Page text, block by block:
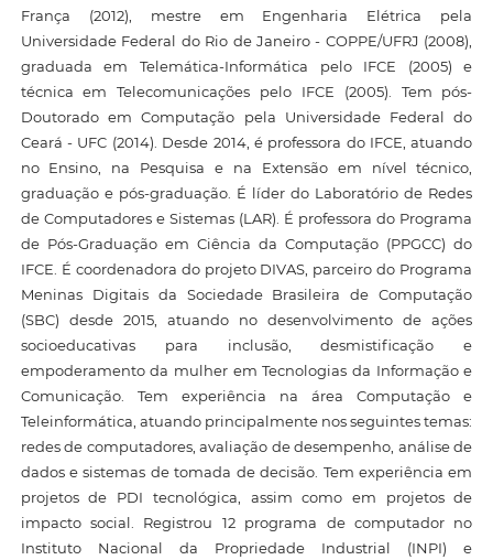
França (2012), mestre em Engenharia Elétrica pela
Universidade Federal do Rio de Janeiro - COPPE/UFRJ (2008),
graduada em Telemática-Informática pelo IFCE (2005) e
técnica em Telecomunicações pelo IFCE (2005). Tem pós-
Doutorado em Computação pela Universidade Federal do
Ceará - UFC (2014). Desde 2014, é professora do IFCE, atuando
no Ensino, na Pesquisa e na Extensão em nível técnico,
graduação e pós-graduação. É líder do Laboratório de Redes
de Computadores e Sistemas (LAR). É professora do Programa
de Pós-Graduação em Ciência da Computação (PPGCC) do
IFCE. É coordenadora do projeto DIVAS, parceiro do Programa
Meninas Digitais da Sociedade Brasileira de Computação
(SBC) desde 2015, atuando no desenvolvimento de ações
socioeducativas para inclusão, desmistificação e
empoderamento da mulher em Tecnologias da Informação e
Comunicação. Tem experiência na área Computação e
Teleinformática, atuando principalmente nos seguintes temas:
redes de computadores, avaliação de desempenho, análise de
dados e sistemas de tomada de decisão. Tem experiência em
projetos de PDI tecnológica, assim como em projetos de
impacto social. Registrou 12 programa de computador no
Instituto Nacional da Propriedade Industrial (INPI) e